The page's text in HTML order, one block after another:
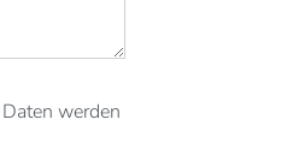
werden